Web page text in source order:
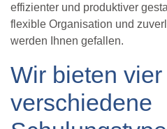
effizienter und produktiver
flexible Organisation und
werden Ihnen gefallen.
Wir bieten vier
verschiedene